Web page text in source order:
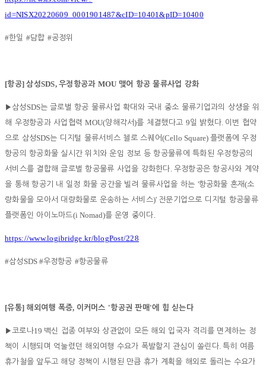
id=NISX20220609_0001901487&cID=10401&pID=10400
#한일 #담합 #공정위
[항공]삼성SDS,우정항공과 MOU 맺어 항공 물류사업 강화
▶삼성 SDS는 글로벌 항공 물류사업 확대와 국내 중소 물류기업과의 상생을 위
해 우정항공과 사업협력MOU(양해각서)를 체결했다고 9일 밝혔다. 이번 협약
으로 삼성SDS는 디지털 물류서비스 첼로 스퀘어(Cello Square) 플랫폼에 우정
항공의 항공화물 실시간 위치와 운임 정보 등 항공물류에 특화된 우정항공의
서비스를 결합해 글로벌 항공물류 사업을 강화한다. 우정항공은 항공사와 계약
을 통해 항공기 내 일정 화물 공간을 빌려 물류사업을 하는 '항공화물 혼재(소
량화물을 모아서 대량화물로 운송하는 서비스)' 전문기업으로 디지털 항공물류
플랫폼인 아이노마드(i Nomad)를 운영 중이다.
https://www.logibridge.kr/blogPost/228
#삼성 SDS #우정항공 #항공물류
[유통]해외여행 폭증, 이커머스 '항공권 판매 '에 힘 싣는다
▶코로나19 백신 접종 여부와 상관없이 모든 해외 입국자 격리를 면제하는 정
책이 시행되며 억눌렸던 해외여행 수요가 폭발할지 관심이 쏠린다. 특히 여름
휴가철을 앞두고 해당 정책이 시행된 만큼 휴가 계획을 해외로 돌리는 수요가